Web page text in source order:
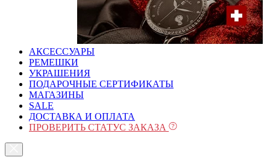
АКСЕССУАРЫ
РЕМЕШКИ
УКРАШЕНИЯ
ПОДАРОЧНЫЕ СЕРТИФИКАТЫ
МАГАЗИНЫ
SALE
ДОСТАВКА И ОПЛАТА
ПРОВЕРИТЬ СТАТУС ЗАКАЗА